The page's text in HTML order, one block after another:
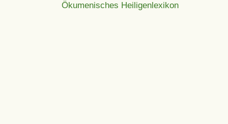
Ökumenisches Heiligenlexikon